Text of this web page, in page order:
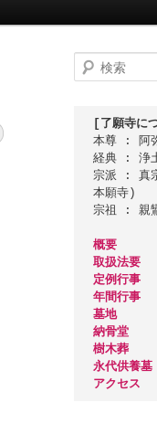
検
索
[了願寺に
本尊 : 阿
経典 : 浄
宗派 : 真
本願寺)
宗祖 : 親
概要
取扱法要
定例行事
年間行事
墓地
納骨堂
樹木葬
永代供養墓
アクセス